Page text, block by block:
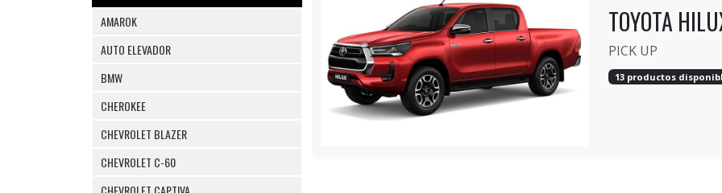
AMAROK
AUTO ELEVADOR
BMW
CHEROKEE
CHEVROLET BLAZER
CHEVROLET C-60
TOYOTA
PICK UP
13 productos